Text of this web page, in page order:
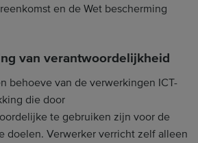
en de Wet bescherming
van verantwoordelijkheid
behoeve van de verwerkingen ICT-
die door
te gebruiken zijn voor de
doelen. Verwerker verricht zelf alleen